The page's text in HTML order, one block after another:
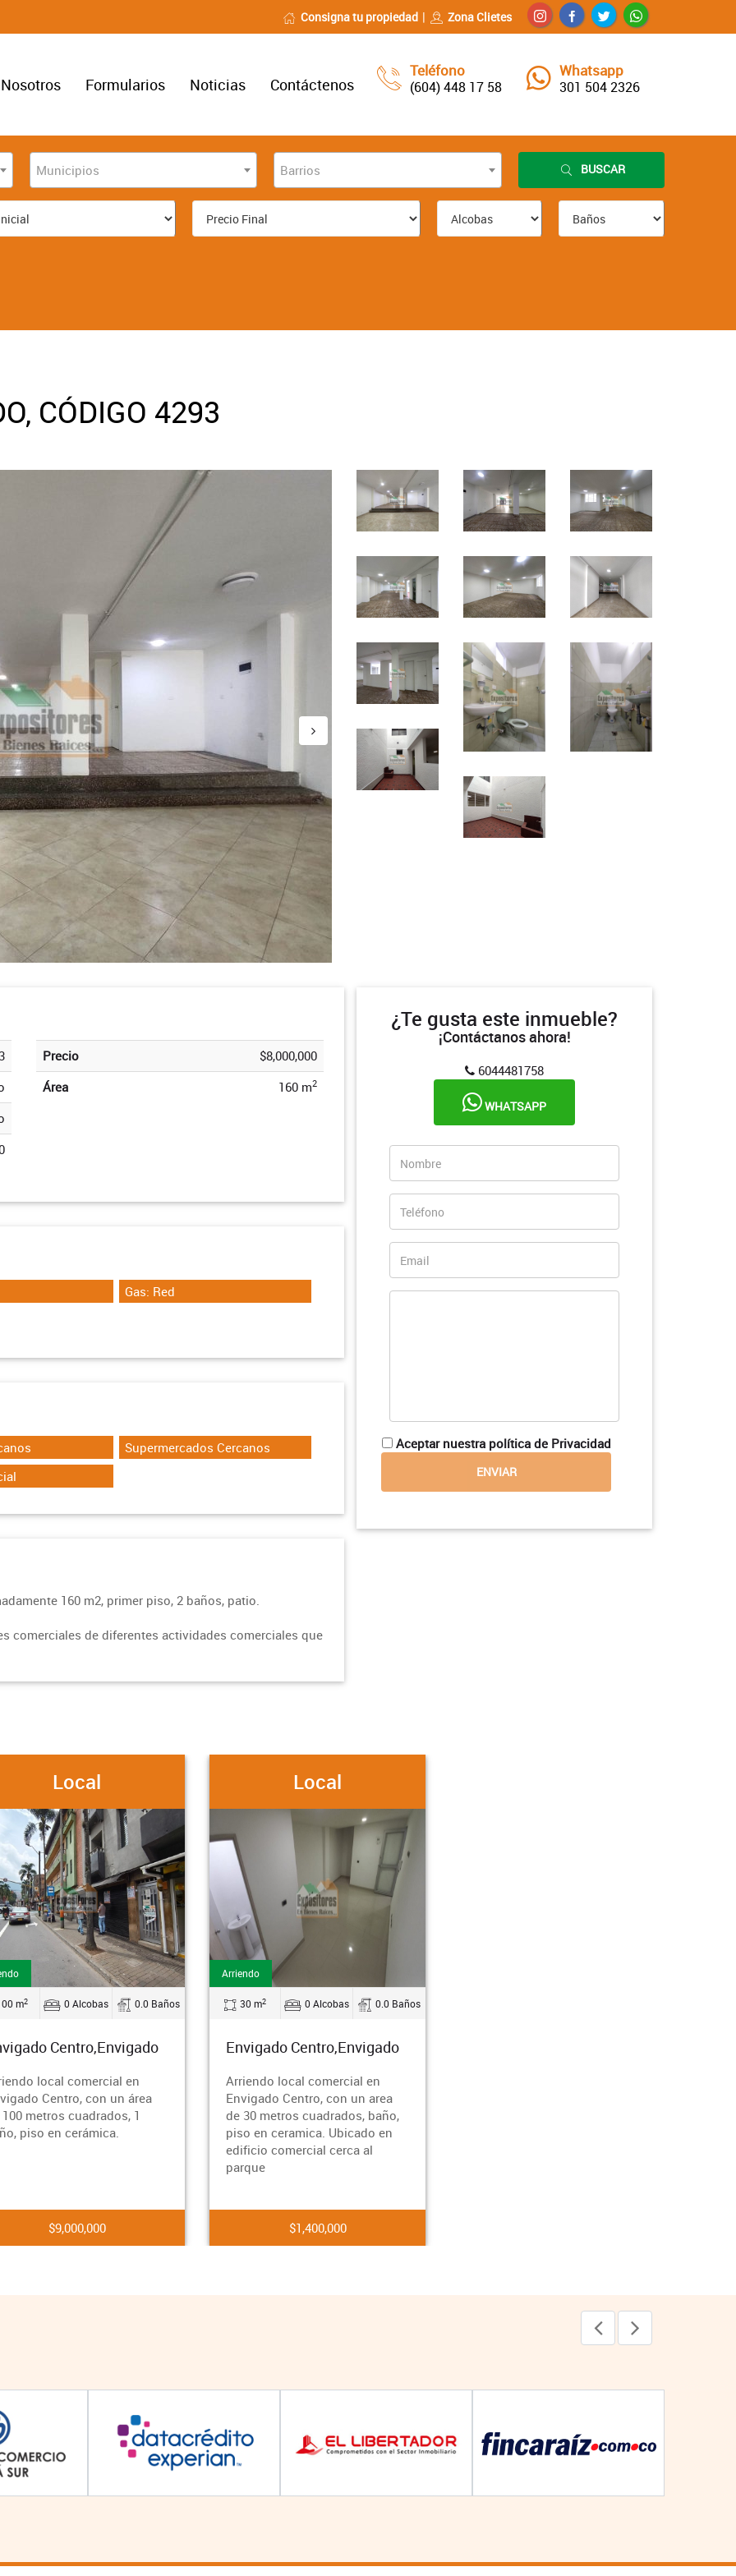
Consigna tu propiedad Zona Clietes
Teléfono
(604) 448 17 58
Whatsapp
301 504 2326
Nosotros Formularios Noticias Contáctenos
Municipios Barrios BUSCAR
CÓDIGO 4293
Precio
$8,000,000
Área
160 m2
Gas: Red
Supermercados Cercanos
160 m2, primer piso, 2 baños, patio.
comerciales de diferentes actividades comerciales que
¿Te gusta este inmueble?
¡Contáctanos ahora!
6044481758
WHATSAPP
Aceptar nuestra política de Privacidad
Local
m2 0 Alcobas 0.0 Baños
Centro,Envigado
local comercial en
Centro, con un área
metros cuadrados, 1
piso en cerámica.
$9,000,000
Local
Arriendo
30 m2 0 Alcobas 0.0 Baños
Envigado Centro,Envigado
Arriendo local comercial en
Envigado Centro, con un area
de 30 metros cuadrados, baño,
piso en ceramica. Ubicado en
edificio comercial cerca al
parque
$1,400,000